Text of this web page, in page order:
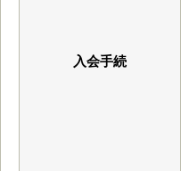
入会手続